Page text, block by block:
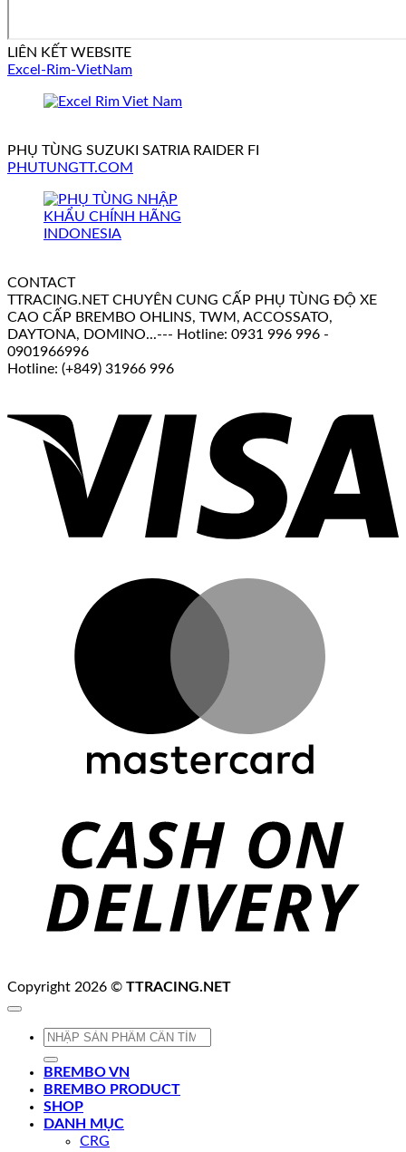
LIÊN KẾT WEBSITE
Excel-Rim-VietNam
PHỤ TÙNG SUZUKI SATRIA RAIDER FI
PHUTUNGTT.COM
CONTACT
TTRACING.NET CHUYÊN CUNG CẤP PHỤ TÙNG ĐỘ XE
CAO CẤP BREMBO OHLINS, TWM, ACCOSSATO,
DAYTONA, DOMINO...--- Hotline: 0931 996 996 -
0901966996
Hotline: (+849) 31966 996
Copyright 2026 © TTRACING.NET
Tìm
BREMBO VN
BREMBO PRODUCT
SHOP
DANH MỤC
CRG